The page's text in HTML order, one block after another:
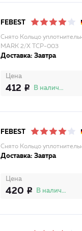
FEBEST
Снято Кольцо
MARK 2/X TCP-003
Доставка: Завтра
Цена
412 В наличии
FEBEST
Снято Кольцо
Доставка: Завтра
Цена
420 В наличии